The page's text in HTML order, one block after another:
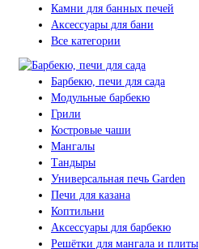
Камни для банных печей
Аксессуары для бани
Все категории
Барбекю, печи для сада
Модульные барбекю
Грили
Костровые чаши
Мангалы
Тандыры
Универсальная печь Garden
Печи для казана
Коптильни
Аксессуары для барбекю
Решётки для мангала и плиты